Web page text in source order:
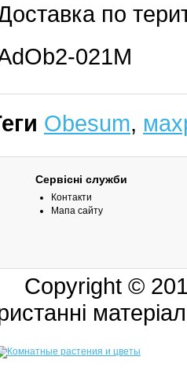
по
021M
Obesum,
Сервісні служби
Контакти
Мапа сайту
Copyright ©